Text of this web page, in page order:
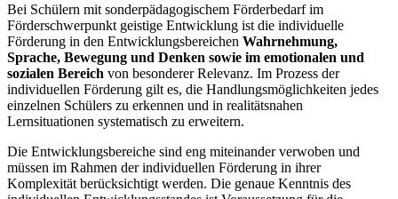
Bei Schülern mit sonderpädagogischem Förderbedarf im
Förderschwerpunkt geistige Entwicklung ist die individuelle
Förderung in den Entwicklungsbereichen Wahrnehmung,
Sprache, Bewegung und Denken sowie im emotionalen und
sozialen Bereich von besonderer Relevanz. Im Prozess der
individuellen Förderung gilt es, die Handlungsmöglichkeiten jedes
einzelnen Schülers zu erkennen und in realitätsnahen
Lernsituationen systematisch zu erweitern.
Die Entwicklungsbereiche sind eng miteinander verwoben und
müssen im Rahmen der individuellen Förderung in ihrer
Komplexität berücksichtigt werden. Die genaue Kenntnis des